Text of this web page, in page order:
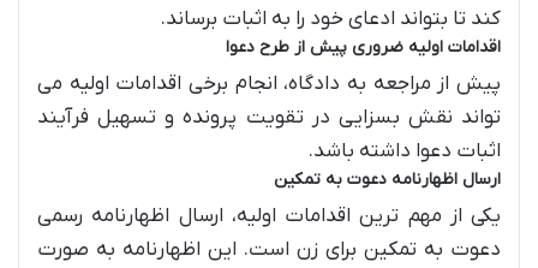
کند تا بتواند ادعای خود را به اثبات برساند.
اقدامات اولیه ضروری پیش از طرح دعوا
پیش از مراجعه به دادگاه، انجام برخی اقدامات اولیه می
تواند نقش بسزایی در تقویت پرونده و تسهیل فرآیند
اثبات دعوا داشته باشد.
ارسال اظهارنامه دعوت به تمکین
یکی از مهم ترین اقدامات اولیه، ارسال اظهارنامه رسمی
دعوت به تمکین برای زن است. این اظهارنامه به صورت